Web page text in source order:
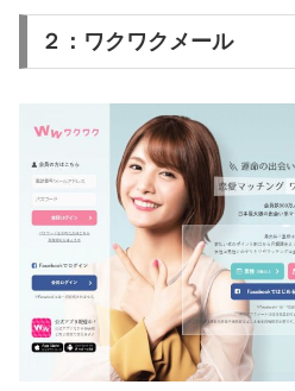
２：ワクワクメール